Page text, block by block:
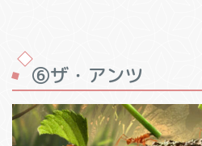
⑥ザ・アンツ